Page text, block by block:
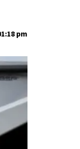
pm